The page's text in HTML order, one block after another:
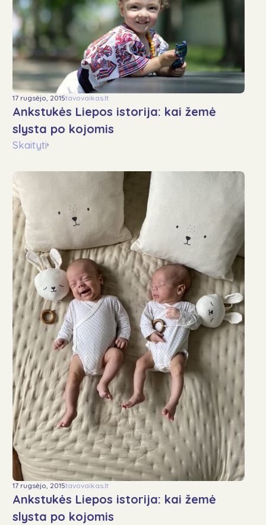
17 rugsėjo, 2015tavovaikas.lt
Ankstukės Liepos istorija: kai žemė
slysta po kojomis
Skaityti›
17 rugsėjo, 2015tavovaikas.lt
Ankstukės Liepos istorija: kai žemė
slysta po kojomis